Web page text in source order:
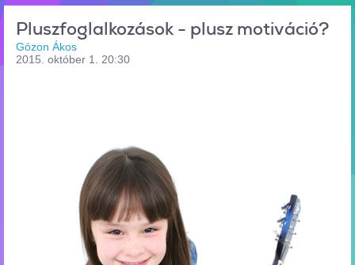
Pluszfoglalkozások - plusz motiváció?
Gózon Ákos
2015. október 1. 20:30